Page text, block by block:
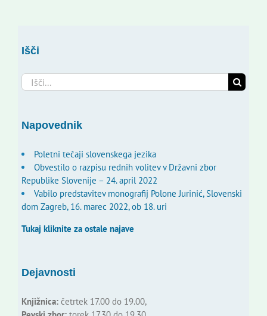
Išči
Search
for:
Napovednik
Poletni tečaji slovenskega jezika
Obvestilo o razpisu rednih volitev v Državni zbor
Republike Slovenije – 24. april 2022
Vabilo predstavitev monografij Polone Jurinić, Slovenski
dom Zagreb, 16. marec 2022, ob 18. uri
Tukaj kliknite za ostale najave
Dejavnosti
Knjižnica:četrtek 17.00 do 19.00,